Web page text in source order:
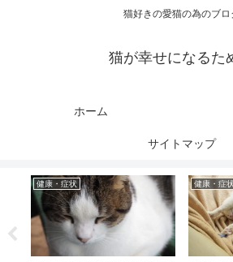
猫好きの愛猫の為のブロ
猫が幸せになるた
ホーム
サイトマップ
健康・症状 健康・症